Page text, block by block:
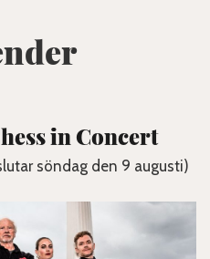
in Concert
söndag den 9 augusti)